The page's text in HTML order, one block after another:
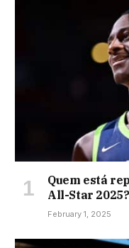
Quem está
All-Star 2025?
February 1, 2025